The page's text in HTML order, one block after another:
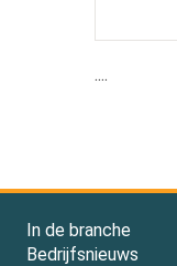
....
In de branche
Bedrijfsnieuws